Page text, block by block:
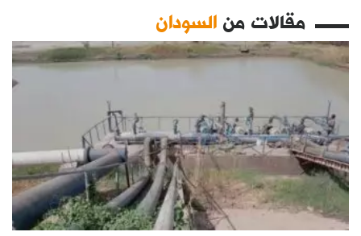
مقالات منالسودان